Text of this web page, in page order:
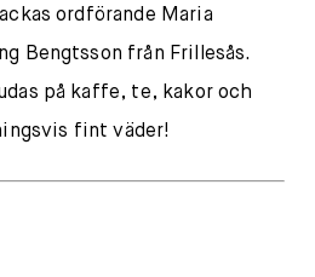
ordförande Maria
Bengtsson från Frillesås.
på kaffe, te, kakor och
fint väder!